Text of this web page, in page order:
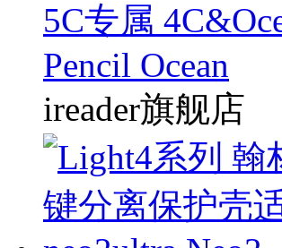
5C专属
Pencil Ocean
ireader旗舰店